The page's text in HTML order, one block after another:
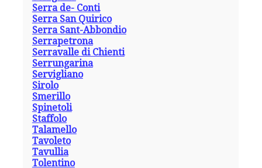
Serra de- Conti
Serra San Quirico
Serra Sant-Abbondio
Serrapetrona
Serravalle di Chienti
Serrungarina
Servigliano
Sirolo
Smerillo
Spinetoli
Staffolo
Talamello
Tavoleto
Tavullia
Tolentino